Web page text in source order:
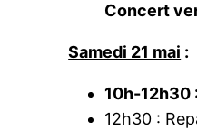
Concert
Samedi 21 mai :
10h-12h30
12h30 :